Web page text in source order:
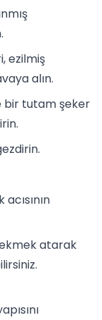
ezilmiş
alın.
bir tutam şeker
atarak